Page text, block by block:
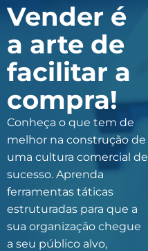
Vender é
a arte de
facilitar a
compra!
Conheça o que tem de
melhor na construção de
uma cultura comercial de
sucesso. Aprenda
ferramentas táticas
estruturadas para que a
sua organização chegue
a seu público alvo,